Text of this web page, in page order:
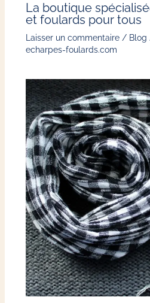
La boutique
et foulards pour tous
Laisser un commentaire / Blog
echarpes-foulards.com